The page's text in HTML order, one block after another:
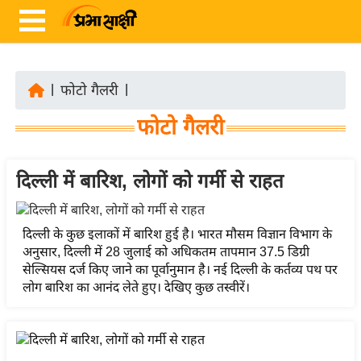
ज़ा
ब
रा
ष्ट्री
य
अं
र्रा
फोटो गैलरी
फोटो गैलरी
दिल्ली में बारिश, लोगों को गर्मी से राहत
दिल्ली के कुछ इलाकों में बारिश हुई है। भारत मौसम विज्ञान विभाग के
अनुसार, दिल्ली में 28 जुलाई को अधिकतम तापमान 37.5 डिग्री
सेल्सियस दर्ज किए जाने का पूर्वानुमान है। नई दिल्ली के कर्तव्य पथ पर
लोग बारिश का आनंद लेते हुए। देखिए कुछ तस्वीरें।